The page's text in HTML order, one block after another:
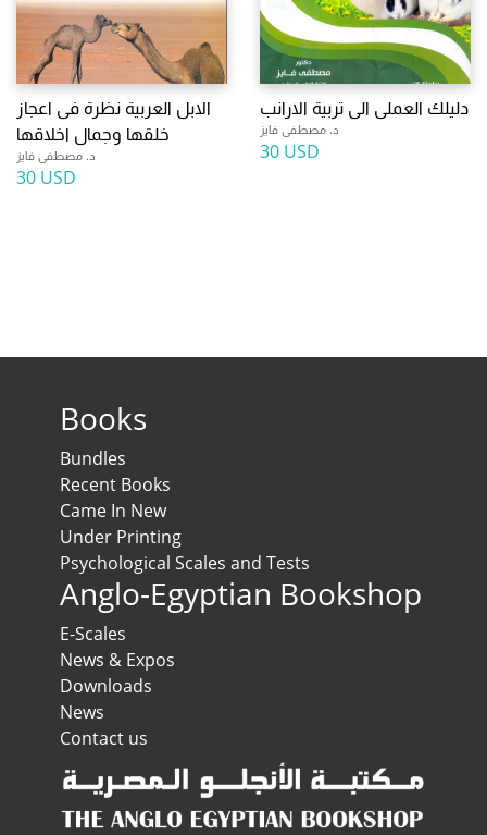
الابل العربية نظرة فى اعجاز
خلقها وجمال اخلاقها
د. مصطفى فايز
30 USD
دليلك العملى الى تربية الارانب
د. مصطفى فايز
30 USD
Books
Bundles
Recent Books
Came In New
Under Printing
Psychological Scales and Tests
Anglo-Egyptian Bookshop
E-Scales
News & Expos
Downloads
News
Contact us